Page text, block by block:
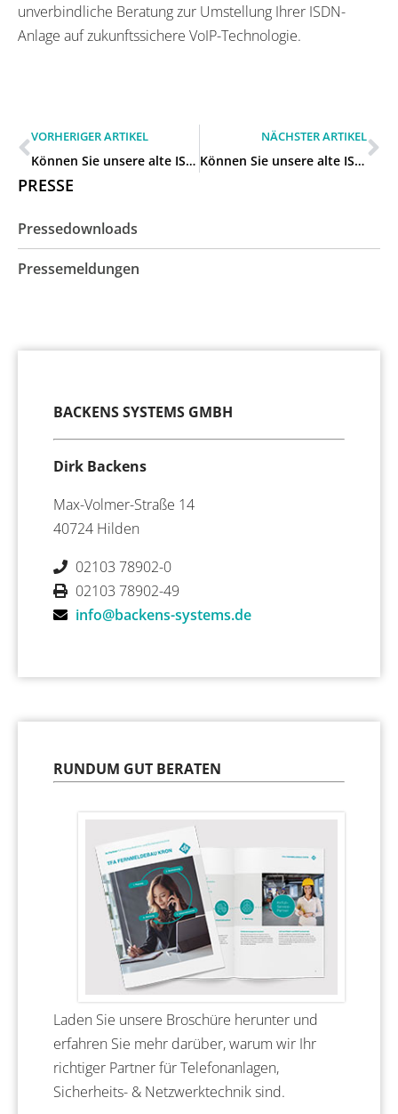
unverbindliche Beratung zur Umstellung Ihrer ISDN-
Anlage auf zukunftssichere VoIP-Technologie.
VORHERIGER ARTIKEL
Können Sie unsere alte ISDN-Anlage auf VoIP umstellen in Hattingen?
NÄCHSTER ARTIKEL
Können Sie unsere alte ISDN-Anlage auf VoIP umstellen in Velbert?
PRESSE
Pressedownloads
Pressemeldungen
BACKENS SYSTEMS GMBH
Dirk Backens
Max-Volmer-Straße 14
40724 Hilden
02103 78902-0
02103 78902-49
info@backens-systems.de
RUNDUM GUT BERATEN
Laden Sie unsere Broschüre herunter und
erfahren Sie mehr darüber, warum wir Ihr
richtiger Partner für Telefonanlagen,
Sicherheits- & Netzwerktechnik sind.